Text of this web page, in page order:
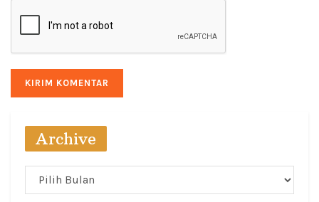
Archive
Archive